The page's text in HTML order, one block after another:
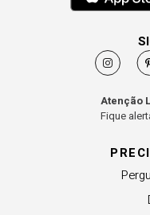
Atenção
Fique